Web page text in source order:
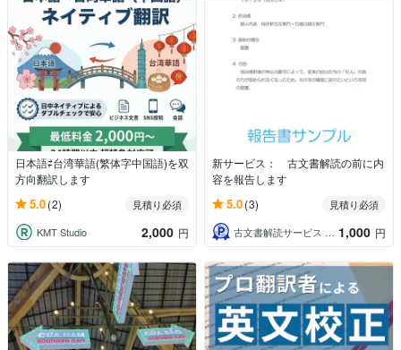
日本語⇄台湾華語(繁体字中国語)を双
方向翻訳します
5.0(2)
見積り必須
KMT Studio
2,000 円
新サービス： 古文書解読の前に内
容を報告します
5.0(3)
見積り必須
古文書解読サービス 羊雲庵
1,000 円